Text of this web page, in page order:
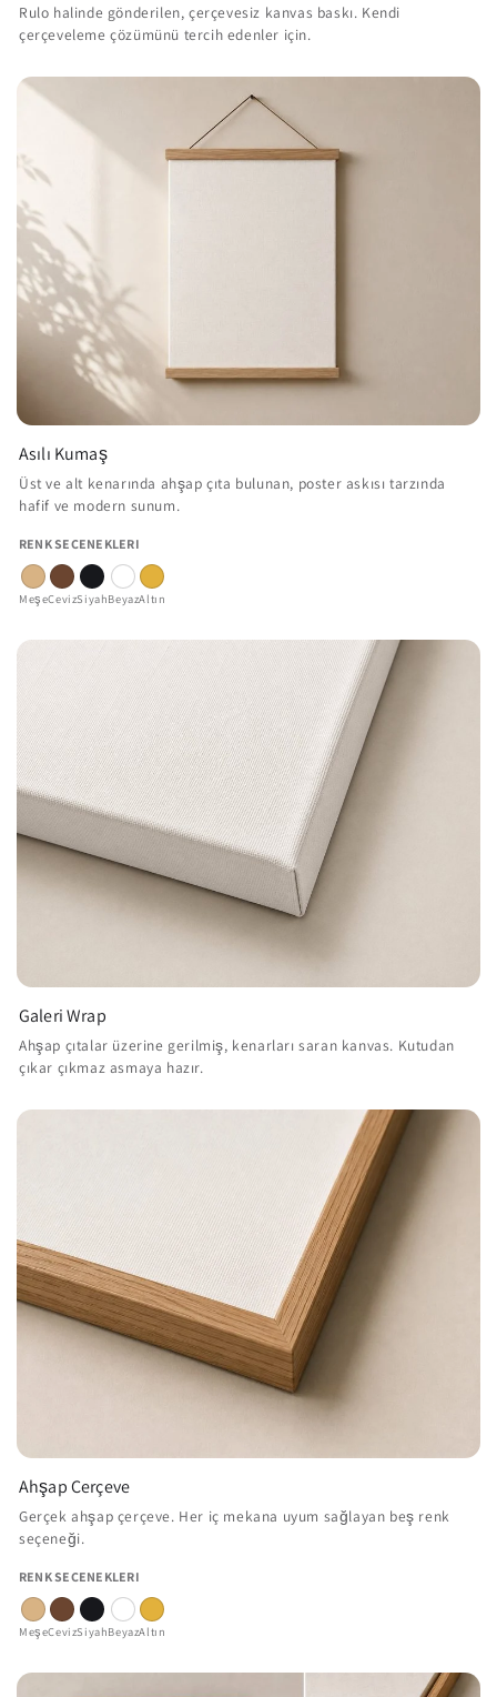
Rulo halinde gönderilen, çerçevesiz kanvas baskı. Kendi
çerçeveleme çözümünü tercih edenler için.
Asılı Kumaş
Üst ve alt kenarında ahşap çıta bulunan, poster askısı tarzında
hafif ve modern sunum.
RENK SEÇENEKLERI
MeşeCevizSiyahBeyazAltın
Galeri Wrap
Ahşap çıtalar üzerine gerilmiş, kenarları saran kanvas. Kutudan
çıkar çıkmaz asmaya hazır.
Ahşap Çerçeve
Gerçek ahşap çerçeve. Her iç mekana uyum sağlayan beş renk
seçeneği.
RENK SEÇENEKLERI
MeşeCevizSiyahBeyazAltın